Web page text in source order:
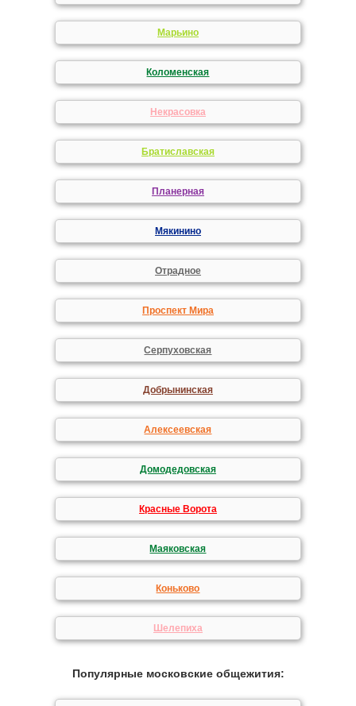
Марьино
Коломенская
Некрасовка
Братиславская
Планерная
Мякинино
Отрадное
Проспект Мира
Серпуховская
Добрынинская
Алексеевская
Домодедовская
Красные Ворота
Маяковская
Коньково
Шелепиха
Популярные московские общежития: